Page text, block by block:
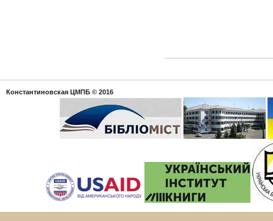
Константиновская ЦМПБ © 2016